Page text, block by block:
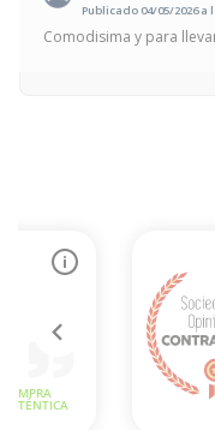
Publicado 04/05/2026 a
Comodisima y para